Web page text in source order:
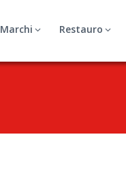
Marchi Restauro